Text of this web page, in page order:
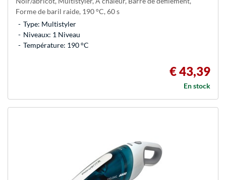
Forme de baril raide, 190 °C, 60 s
Type: Multistyler
Niveaux: 1 Niveau
Température: 190 °C
€ 43,39
En stock